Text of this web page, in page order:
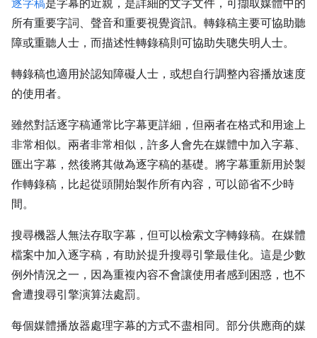
逐字稿是字幕的近親，是詳細的文字文件，可擷取媒體中的
所有重要字詞、聲音和重要視覺資訊。轉錄稿主要可協助聽
障或重聽人士，而描述性轉錄稿則可協助失聰失明人士。
轉錄稿也適用於認知障礙人士，或想自行調整內容播放速度
的使用者。
雖然對話逐字稿通常比字幕更詳細，但兩者在格式和用途上
非常相似。兩者非常相似，許多人會先在媒體中加入字幕、
匯出字幕，然後將其做為逐字稿的基礎。將字幕重新用於製
作轉錄稿，比起從頭開始製作所有內容，可以節省不少時
間。
搜尋機器人無法存取字幕，但可以檢索文字轉錄稿。在媒體
檔案中加入逐字稿，有助於提升搜尋引擎最佳化。這是少數
例外情況之一，因為重複內容不會讓使用者感到困惑，也不
會遭搜尋引擎演算法處罰。
每個媒體播放器處理字幕的方式不盡相同。部分供應商的媒